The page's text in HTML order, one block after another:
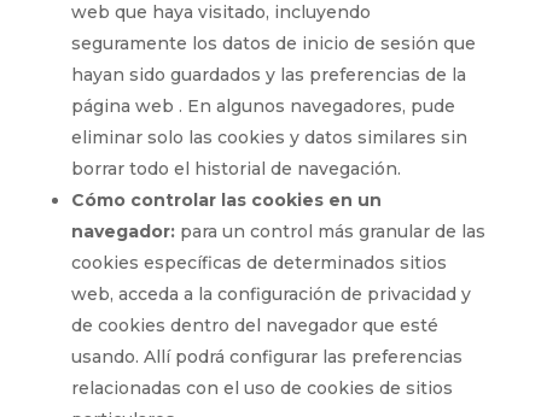
web que haya visitado, incluyendo
seguramente los datos de inicio de sesión que
hayan sido guardados y las preferencias de la
página web . En algunos navegadores, pude
eliminar solo las cookies y datos similares sin
borrar todo el historial de navegación.
Cómo controlar las cookies en un
navegador:para un control más granular de las
cookies específicas de determinados sitios
web, acceda a la configuración de privacidad y
de cookies dentro del navegador que esté
usando. Allí podrá configurar las preferencias
relacionadas con el uso de cookies de sitios